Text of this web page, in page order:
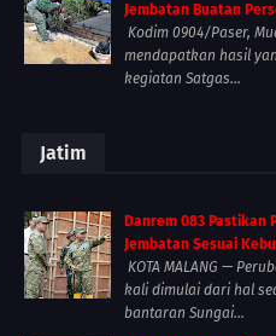
Jembatan Buatan
Kodim 0904/Paser,
mendapatkan hasil
kegiatan Satgas...
Jatim
Danrem 083 Pastikan
Jembatan Sesuai
KOTA MALANG —
kali dimulai dari hal
bantaran Sungai...